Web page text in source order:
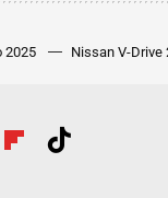
2025 Nissan V-Drive